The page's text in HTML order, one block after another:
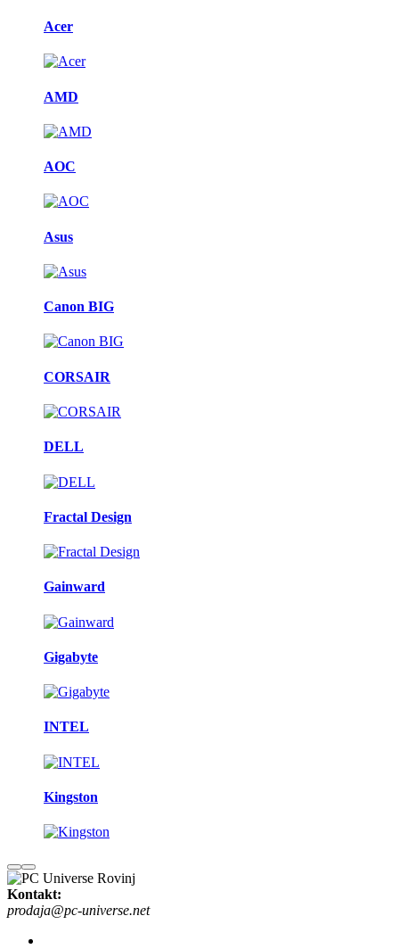
Acer
AMD
AOC
Asus
Canon BIG
CORSAIR
DELL
Fractal Design
Gainward
Gigabyte
INTEL
Kingston
Kontakt:
prodaja@pc-universe.net